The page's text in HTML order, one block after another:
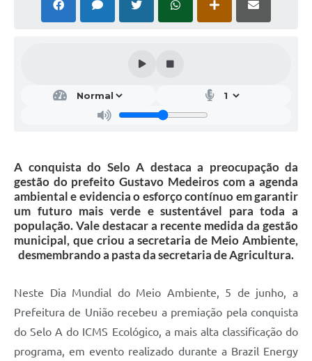
A conquista do Selo A destaca a preocupação da
gestão do prefeito Gustavo Medeiros com a agenda
ambiental e evidencia o esforço contínuo em garantir
um futuro mais verde e sustentável para toda a
população. Vale destacar a recente medida da gestão
municipal, que criou a secretaria de Meio Ambiente,
desmembrando a pasta da secretaria de Agricultura.
Neste Dia Mundial do Meio Ambiente, 5 de junho, a
Prefeitura de União recebeu a premiação pela conquista
do Selo A do ICMS Ecológico, a mais alta classificação do
programa, em evento realizado durante a Brazil Energy